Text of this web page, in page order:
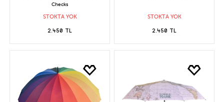
Checks
STOKTA YOK
2.450 TL
STOKTA YOK
2.450 TL